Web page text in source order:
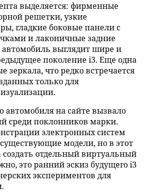
выделяется: фирменные
решетки, узкие
гладкие боковые панели с
и лаконичные задние
выглядит шире и
поколение i3. Еще одна
зеркала, что редко встречается
только для
автомобиля на сайте вызвало
среди поклонников марки.
электронных систем
модели, но в этот
отдельный виртуальный
это ранний эскиз будущего i3
экспериментов для